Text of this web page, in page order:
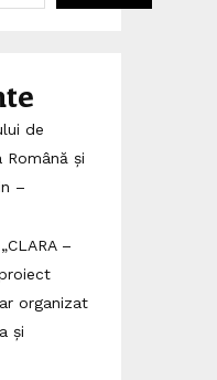
de
Română și
–
–
organizat
și